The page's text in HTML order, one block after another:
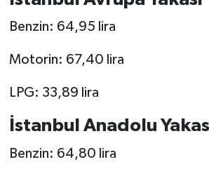
Benzin: 64,95 lira
Motorin: 67,40 lira
LPG: 33,89 lira
İstanbul Anadolu
Benzin: 64,80 lira